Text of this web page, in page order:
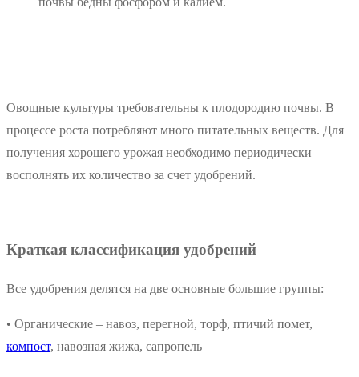
Овощные культуры требовательны к плодородию почвы. В
процессе роста потребляют много питательных веществ. Для
получения хорошего урожая необходимо периодически
восполнять их количество за счет удобрений.
Краткая классификация удобрений
Все удобрения делятся на две основные большие группы:
• Органические – навоз, перегной, торф, птичий помет,
компост, навозная жижа, сапропель